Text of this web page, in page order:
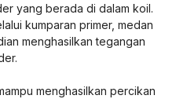
yang berada di dalam koil.
kumparan primer, medan
menghasilkan tegangan
menghasilkan percikan